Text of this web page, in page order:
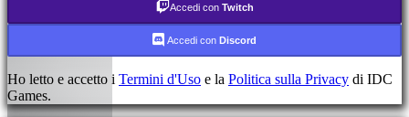
Accedi con Twitch
Accedi con Discord
Ho letto e accetto i Termini d'Uso e la Politica sulla Privacy di IDC
Games.